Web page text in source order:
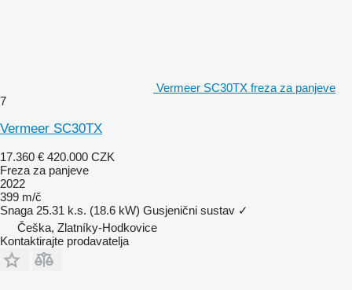
Vermeer SC30TX freza za panjeve
7
Vermeer SC30TX
17.360 € 420.000 CZK
Freza za panjeve
2022
399 m/č
Snaga 25.31 k.s. (18.6 kW) Gusjenični sustav ✓
Češka, Zlatníky-Hodkovice
Kontaktirajte prodavatelja